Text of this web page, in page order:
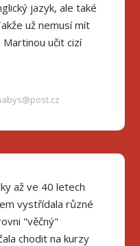
jazyk, ale také
už nemusí mít
učit cizí
až ve 40 letech
vystřídala různé
"věčný"
chodit na kurzy